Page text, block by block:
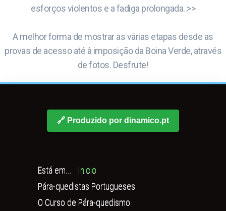
esforços violentos e a fadiga prolongada..>>
A melhor forma de mostrar as várias etapas desde as
provas de acesso até à imposição da Boina Verde, através
de fotos. Desfrute!
🔗 Produzido por dinamico.pt
Está em...
Inicio
Pára-quedistas Portugueses
O Curso de Pára-quedismo